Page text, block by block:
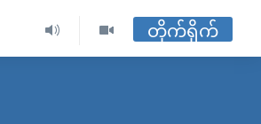
တိုက်ရိုက်